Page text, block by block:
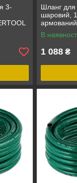
3-
Шланг для
шаровий,
GE-4026
В
1 088 ₴